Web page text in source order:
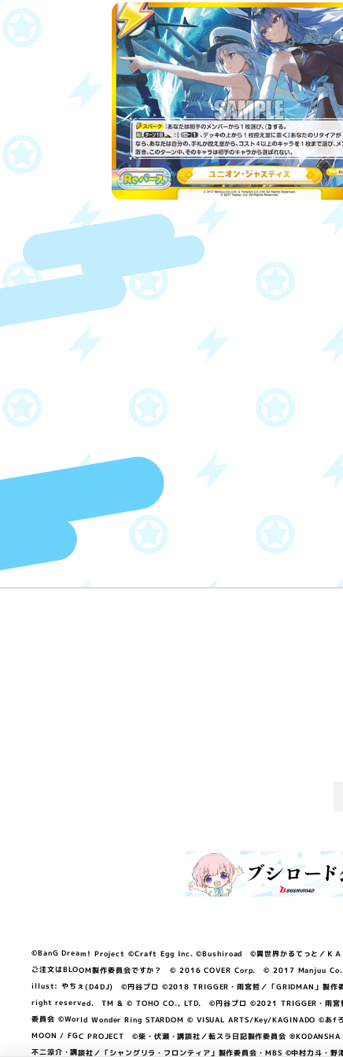
©BanG Dream! Project ©Craft Egg Inc. ©Bushiroad ©異世界かるてっと／
ご注文はBLOOM製作委員会ですか？ © 2016 COVER Corp. © 2017
illust: やちぇ(D4DJ) ©円谷プロ ©2018 TRIGGER・雨宮哲／「GRIDMAN」製作
right reserved. TM & © TOHO CO., LTD. ©円谷プロ ©2021 TRIGGER・雨宮哲／
委員会 ©World Wonder Ring STARDOM © VISUAL ARTS/Key/KAGINADO ©あf
MOON / FGC PROJECT ©柴・伏瀬・講談社／転スラ日記製作委員会
不二涼介・講談社／「シャングリラ・フロンティア」製作委員会・MBS ©中村力斗